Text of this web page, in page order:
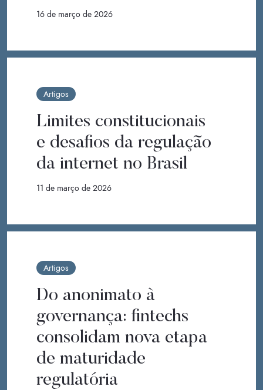
16 de março de 2026
Artigos
Limites constitucionais
e desafios da regulação
da internet no Brasil
11 de março de 2026
Artigos
Do anonimato à
governança: fintechs
consolidam nova etapa
de maturidade
regulatória